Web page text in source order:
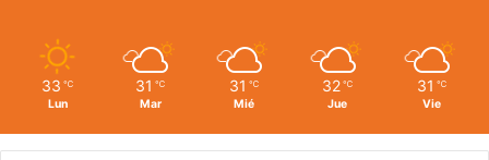
33 ℃
Lun
31 ℃
Mar
31 ℃
Mié
32 ℃
Jue
31 ℃
Vie